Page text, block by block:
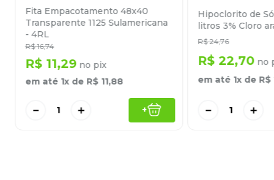
Fita Empacotamento 48x40
Transparente 1125 Sulamericana
- 4RL
R$ 16,74
R$ 11,29no pix
em até 1x de R$ 11,88
＋
－ +
Hipoclorito de
litros 3% Cloro
R$ 24,76
R$ 22,70 no
em até 1x de R$
＋
－